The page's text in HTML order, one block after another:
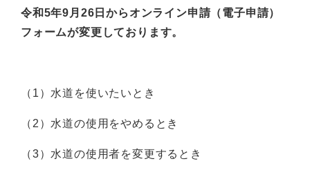
令和5年9月26日からオンライン申請（電子申請）
フォームが変更しております。
（1）水道を使いたいとき
（2）水道の使用をやめるとき
（3）水道の使用者を変更するとき